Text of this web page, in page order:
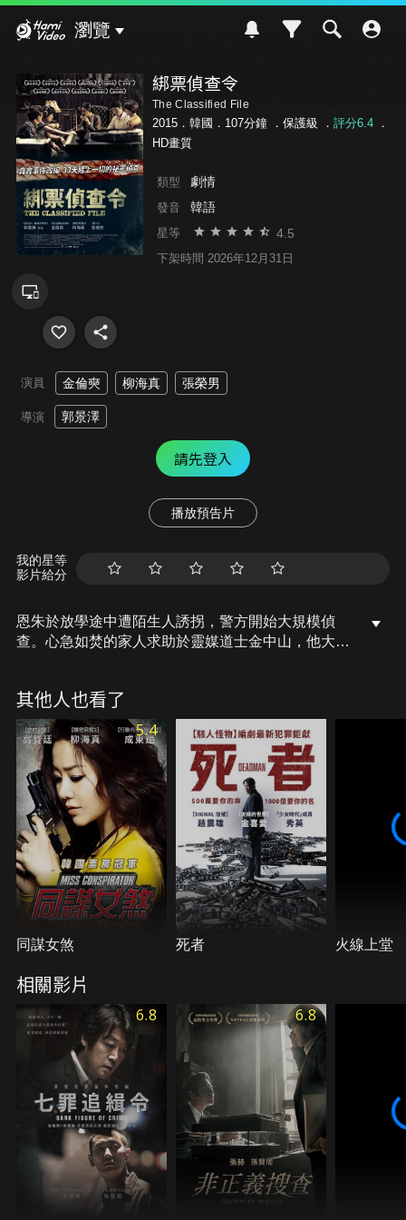
瀏覽
綁票偵查令
The Classified File
2015．韓國．107分鐘 ． 保護級 ． 評分6.4．
HD畫質
類型 劇情
發音 韓語
星等 4.5
下架時間 2026年12月31日
演員 金倫奭 柳海真 張榮男
導演 郭景澤
請先登入
播放預告片
我的星等
影片給分
恩朱於放學途中遭陌生人誘拐，警方開始大規模偵
查。心急如焚的家人求助於靈媒道士金中山，他大膽
與辦案。」果然，第15天道士的話應驗了！孔刑警決
定冒險和金道士合作，展開為期33天的絕密搜查。
其他人也看了
5.4
同謀女煞 死者 火線上堂
相關影片
6.8 6.8